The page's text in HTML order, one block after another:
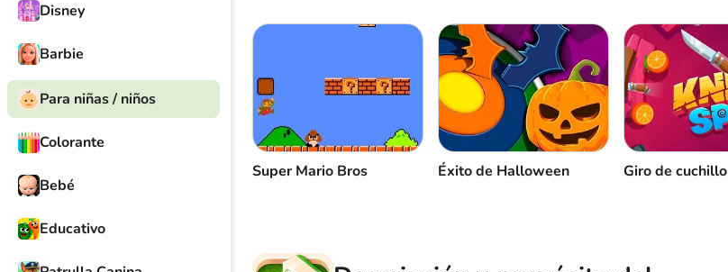
Disney
Barbie
Para niñas / niños
Colorante
Bebé
Educativo
Super Mario Bros Éxito de Halloween Giro de cuchillo